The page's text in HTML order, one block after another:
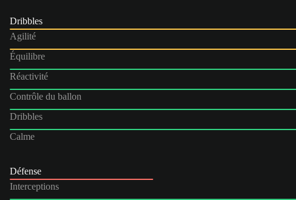
Dribbles
Agilité
Équilibre
Réactivité
Contrôle du ballon
Dribbles
Calme
Défense
Interceptions